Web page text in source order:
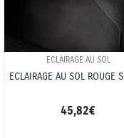
ECLAIRAGE AU SOL
ECLAIRAGE AU SOL ROUGE
45,82 €